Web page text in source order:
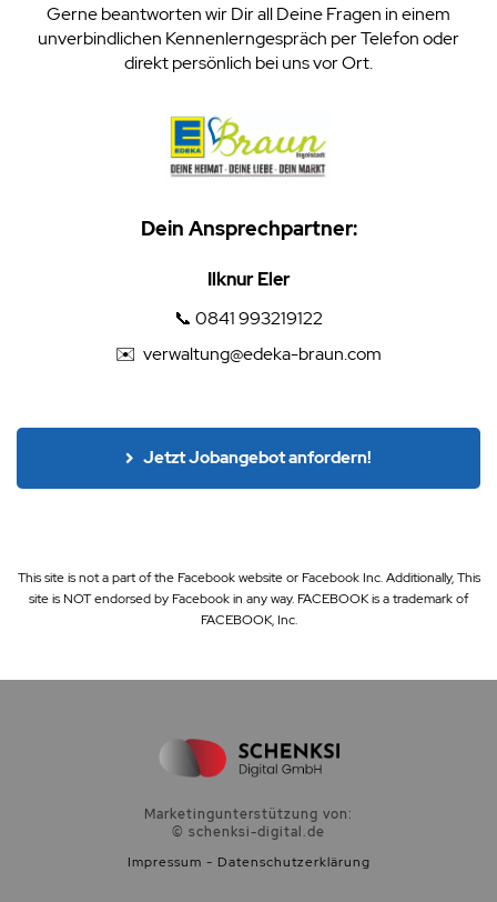
Gerne beantworten wir Dir all Deine Fragen in einem
unverbindlichen Kennenlerngespräch per Telefon oder
direkt persönlich bei uns vor Ort.
Dein Ansprechpartner:
Ilknur Eler
📞 0841 993219122
✉️ verwaltung@edeka-braun.com
Jetzt Jobangebot anfordern!
This site is not a part of the Facebook website or Facebook Inc. Additionally, This
site is NOT endorsed by Facebook in any way. FACEBOOK is a trademark of
FACEBOOK, Inc.
Marketingunterstützung von:
© schenksi-digital.de
Impressum - Datenschutzerklärung